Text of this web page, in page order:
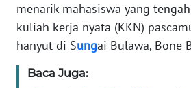
menarik mahasiswa yang
kuliah kerja nyata (KKN)
hanyut di Sungai Bulawa, Bone
Baca Juga:
WN
SERAMBI
JAMBI